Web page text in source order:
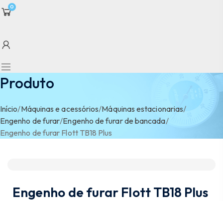
0
Produto
Início/Máquinas e acessórios/Máquinas estacionarias/
Engenho de furar/Engenho de furar de bancada/
Engenho de furar Flott TB18 Plus
Engenho de furar Flott TB18 Plus